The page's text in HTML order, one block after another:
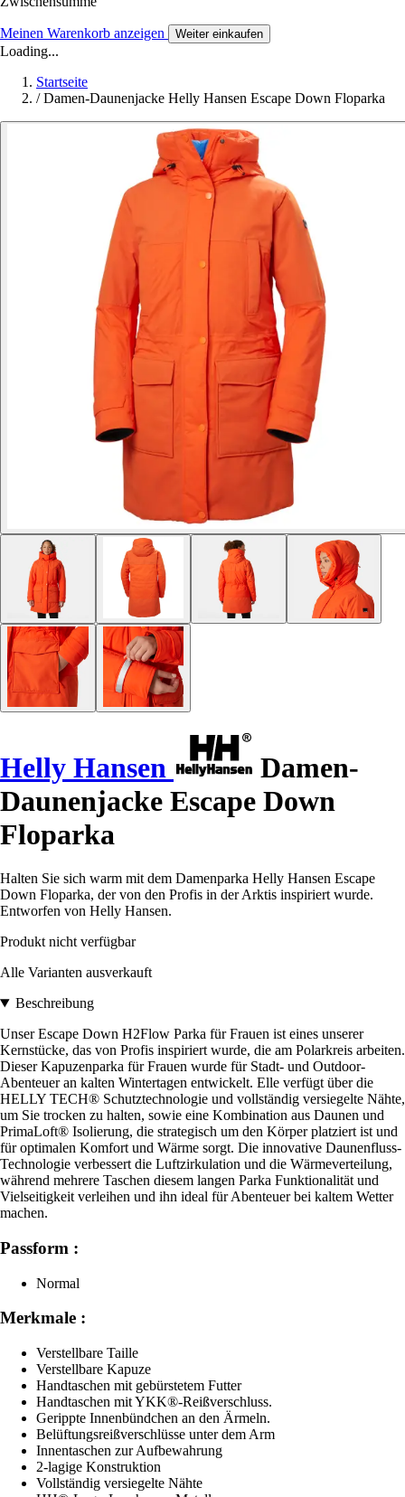
Meinen Warenkorb anzeigen Weiter einkaufen
Loading...
Startseite
/ Damen-Daunenjacke Helly Hansen Escape Down Floparka
Helly Hansen
Damen-
Daunenjacke Escape Down
Floparka
Halten Sie sich warm mit dem Damenparka Helly Hansen Escape
Down Floparka, der von den Profis in der Arktis inspiriert wurde.
Entworfen von Helly Hansen.
Produkt nicht verfügbar
Alle Varianten ausverkauft
Beschreibung
Unser Escape Down H2Flow Parka für Frauen ist eines unserer
Kernstücke, das von Profis inspiriert wurde, die am Polarkreis arbeiten.
Dieser Kapuzenparka für Frauen wurde für Stadt- und Outdoor-
Abenteuer an kalten Wintertagen entwickelt. Elle verfügt über die
HELLY TECH® Schutztechnologie und vollständig versiegelte Nähte,
um Sie trocken zu halten, sowie eine Kombination aus Daunen und
PrimaLoft® Isolierung, die strategisch um den Körper platziert ist und
für optimalen Komfort und Wärme sorgt. Die innovative Daunenfluss-
Technologie verbessert die Luftzirkulation und die Wärmeverteilung,
während mehrere Taschen diesem langen Parka Funktionalität und
Vielseitigkeit verleihen und ihn ideal für Abenteuer bei kaltem Wetter
machen.
Passform :
Normal
Merkmale :
Verstellbare Taille
Verstellbare Kapuze
Handtaschen mit gebürstetem Futter
Handtaschen mit YKK®-Reißverschluss.
Gerippte Innenbündchen an den Ärmeln.
Belüftungsreißverschlüsse unter dem Arm
Innentaschen zur Aufbewahrung
2-lagige Konstruktion
Vollständig versiegelte Nähte